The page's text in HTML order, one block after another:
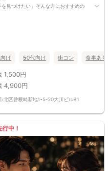
を見つけたい」そんな方におすすめの
す。経験豊富なスタッフが受付から
すので、街コンが初めての方でも安
ャンセル事務手数料1,900円(税込)を
出ない…」「女性同士で固まってしま
ルなので、自然と会話が始まり、ゆ
人数・会場により異なります。)
よう、会話が盛り上がる絶妙なタイ
け 50代向け 街コン 食事あり
1,500円
4,900円
北区曾根崎新地1-5-20大川ビルB1
行中！